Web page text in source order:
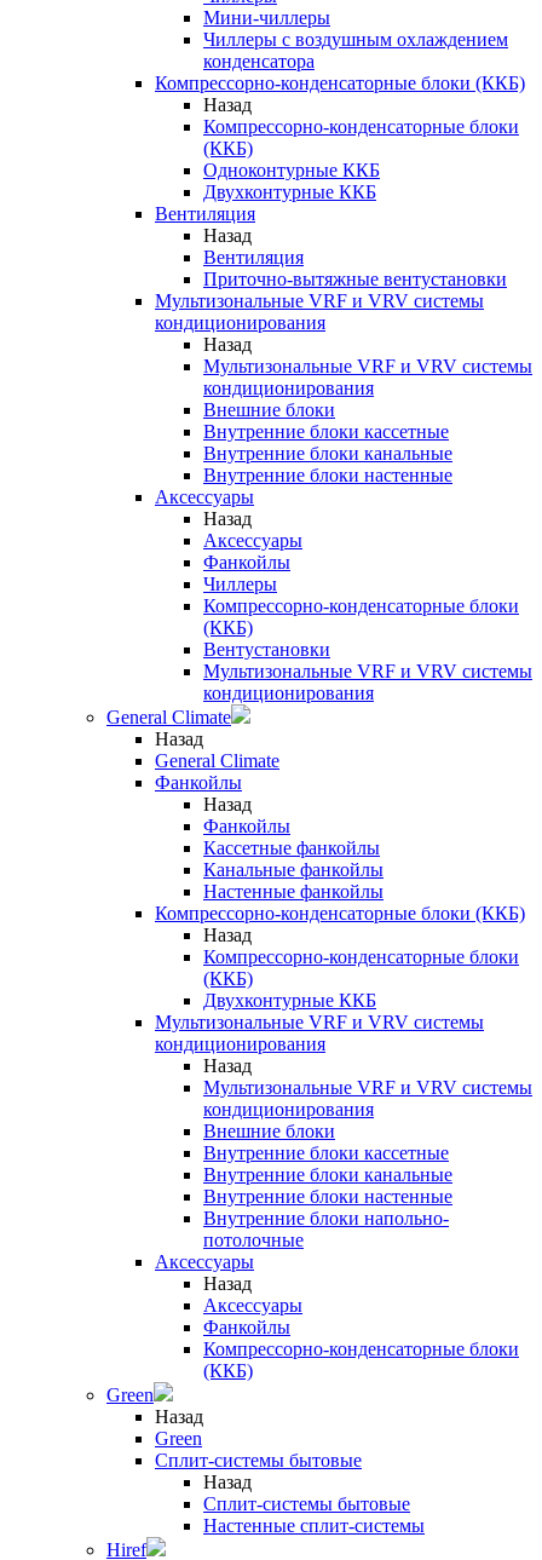
Мини-чиллеры
Чиллеры с воздушным охлаждением
конденсатора
Компрессорно-конденсаторные блоки (ККБ)
Назад
Компрессорно-конденсаторные блоки
(ККБ)
Одноконтурные ККБ
Двухконтурные ККБ
Вентиляция
Назад
Вентиляция
Приточно-вытяжные вентустановки
Мультизональные VRF и VRV системы
кондиционирования
Назад
Мультизональные VRF и VRV системы
кондиционирования
Внешние блоки
Внутренние блоки кассетные
Внутренние блоки канальные
Внутренние блоки настенные
Аксессуары
Назад
Аксессуары
Фанкойлы
Чиллеры
Компрессорно-конденсаторные блоки
(ККБ)
Вентустановки
Мультизональные VRF и VRV системы
кондиционирования
General Climate
Назад
General Climate
Фанкойлы
Назад
Фанкойлы
Кассетные фанкойлы
Канальные фанкойлы
Настенные фанкойлы
Компрессорно-конденсаторные блоки (ККБ)
Назад
Компрессорно-конденсаторные блоки
(ККБ)
Двухконтурные ККБ
Мультизональные VRF и VRV системы
кондиционирования
Назад
Мультизональные VRF и VRV системы
кондиционирования
Внешние блоки
Внутренние блоки кассетные
Внутренние блоки канальные
Внутренние блоки настенные
Внутренние блоки напольно-
потолочные
Аксессуары
Назад
Аксессуары
Фанкойлы
Компрессорно-конденсаторные блоки
(ККБ)
Green
Назад
Green
Сплит-системы бытовые
Назад
Сплит-системы бытовые
Настенные сплит-системы
Hiref